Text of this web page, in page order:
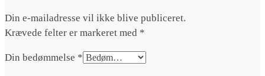
Din e-mailadresse vil ikke blive publiceret.
Krævede felter er markeret med *
Din bedømmelse *